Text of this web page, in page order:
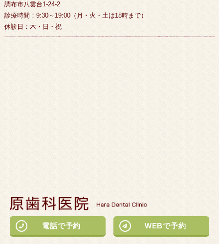
調布市八雲台1-24-2
診療時間：9:30～19:00（月・火・土は18時まで）
休診日：木・日・祝
電話で予約 WEBで予約